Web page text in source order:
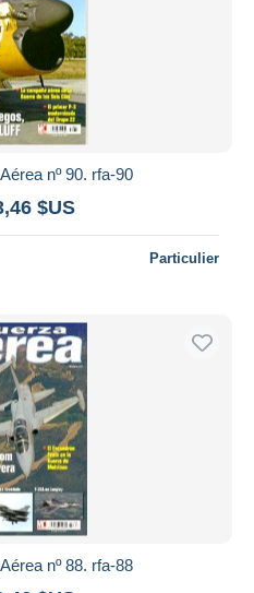
nº 90. rfa-90
$US
Particulier
nº 88. rfa-88